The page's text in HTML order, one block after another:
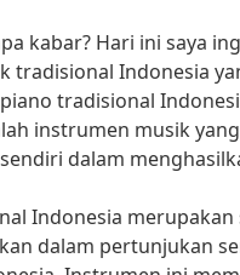
kabar? Hari ini saya
tradisional Indonesia
tradisional
instrumen musik
dalam
Indonesia
dalam pertunjukan